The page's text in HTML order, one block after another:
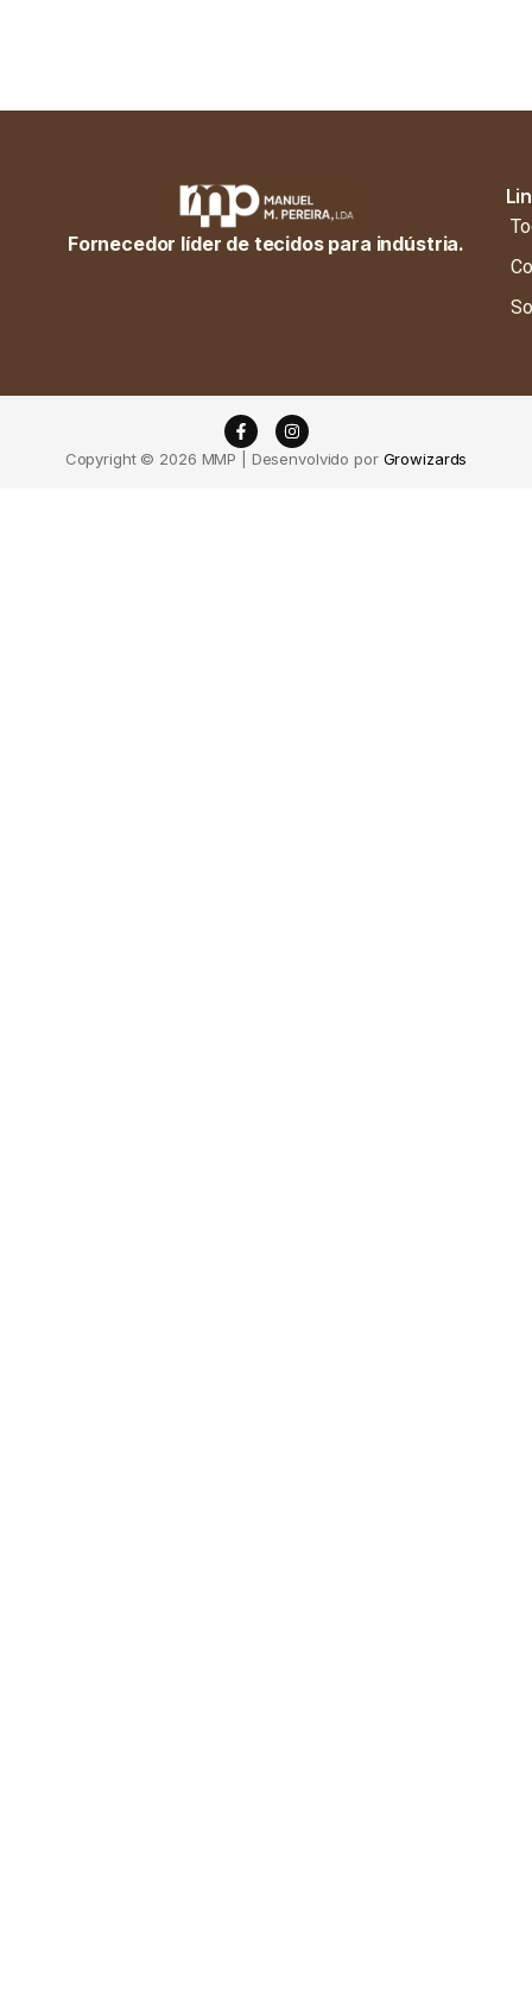
Fornecedor líder de tecidos para indústria.
Copyright © 2026 MMP | Desenvolvido por Growizards